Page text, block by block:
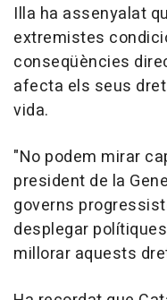
Illa ha assenyalat
extremistes
conseqüències
afecta els seus
vida.
"No podem mirar
president de la
governs
desplegar
millorar aquests